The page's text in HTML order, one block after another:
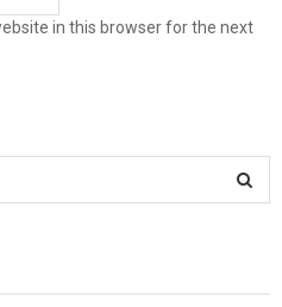
in this browser for the next